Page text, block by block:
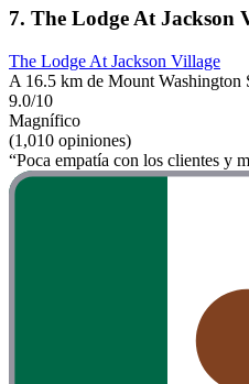
7. The Lodge At Jackson
The Lodge At Jackson Village
A 16.5 km de Mount Washington
9.0/10
Magnífico
(1,010 opiniones)
“Poca empatía con los clientes y